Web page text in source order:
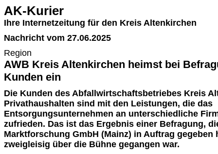
AK-Kurier
Ihre Internetzeitung für den Kreis Altenkirchen
Nachricht vom 27.06.2025
Region
AWB Kreis Altenkirchen heimst bei
Kunden ein
Die Kunden des Abfallwirtschaftsbetriebes Kreis
Privathaushalten sind mit den Leistungen, die das
Entsorgungsunternehmen an unterschiedliche
zufrieden. Das ist das Ergebnis einer Befragung,
Marktforschung GmbH (Mainz) in Auftrag gegeben
zweigleisig über die Bühne gegangen war.